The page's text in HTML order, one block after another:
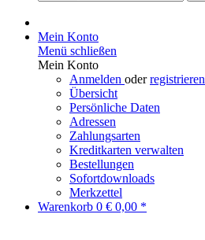
Mein Konto
Menü schließen
Mein Konto
Anmelden oderregistrieren
Übersicht
Persönliche Daten
Adressen
Zahlungsarten
Kreditkarten verwalten
Bestellungen
Sofortdownloads
Merkzettel
Warenkorb 0 € 0,00 *